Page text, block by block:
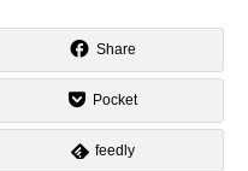
Share
Pocket
feedly